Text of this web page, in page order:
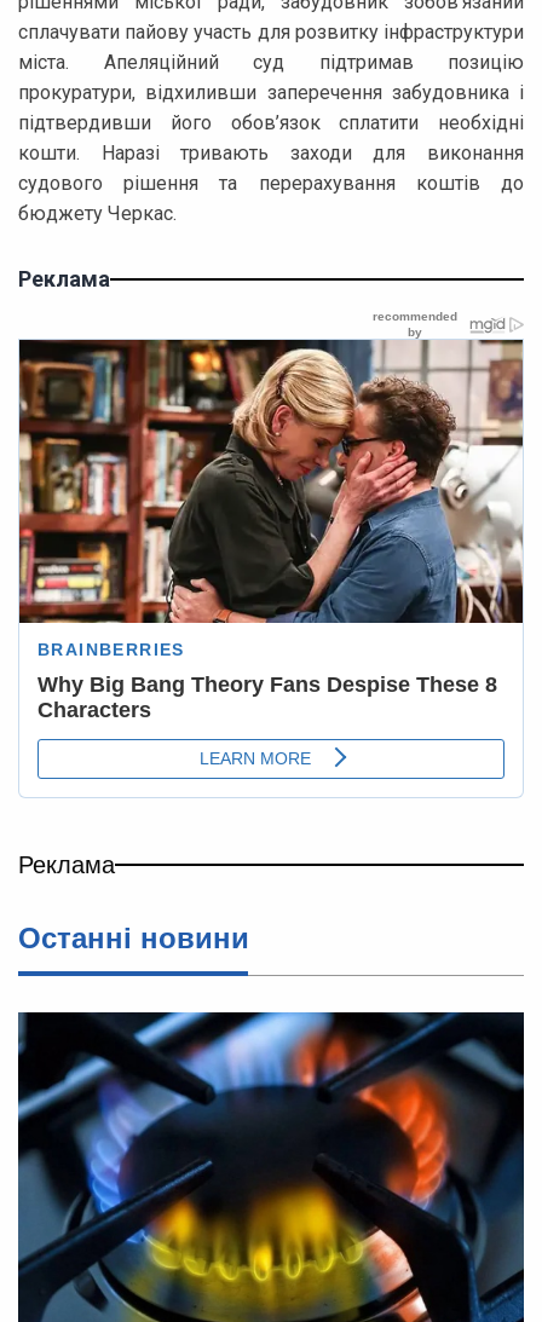
сплачувати пайову участь для розвитку інфраструктури
міста. Апеляційний суд підтримав позицію
прокуратури, відхиливши заперечення забудовника і
підтвердивши його обов’язок сплатити необхідні
кошти. Наразі тривають заходи для виконання
судового рішення та перерахування коштів до
бюджету Черкас.
Реклама
Реклама
Останні новини